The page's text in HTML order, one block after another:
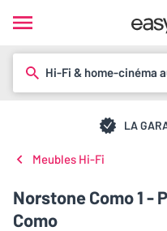
Hi-Fi & home-cinéma
LA
Meubles Hi-Fi
Norstone Como 1 -
Como